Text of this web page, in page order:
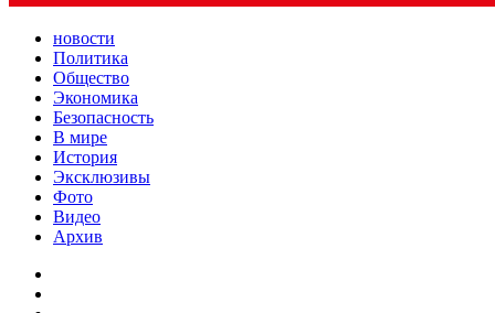
новости
Политика
Общество
Экономика
Безопасность
В мире
История
Эксклюзивы
Фото
Видео
Архив